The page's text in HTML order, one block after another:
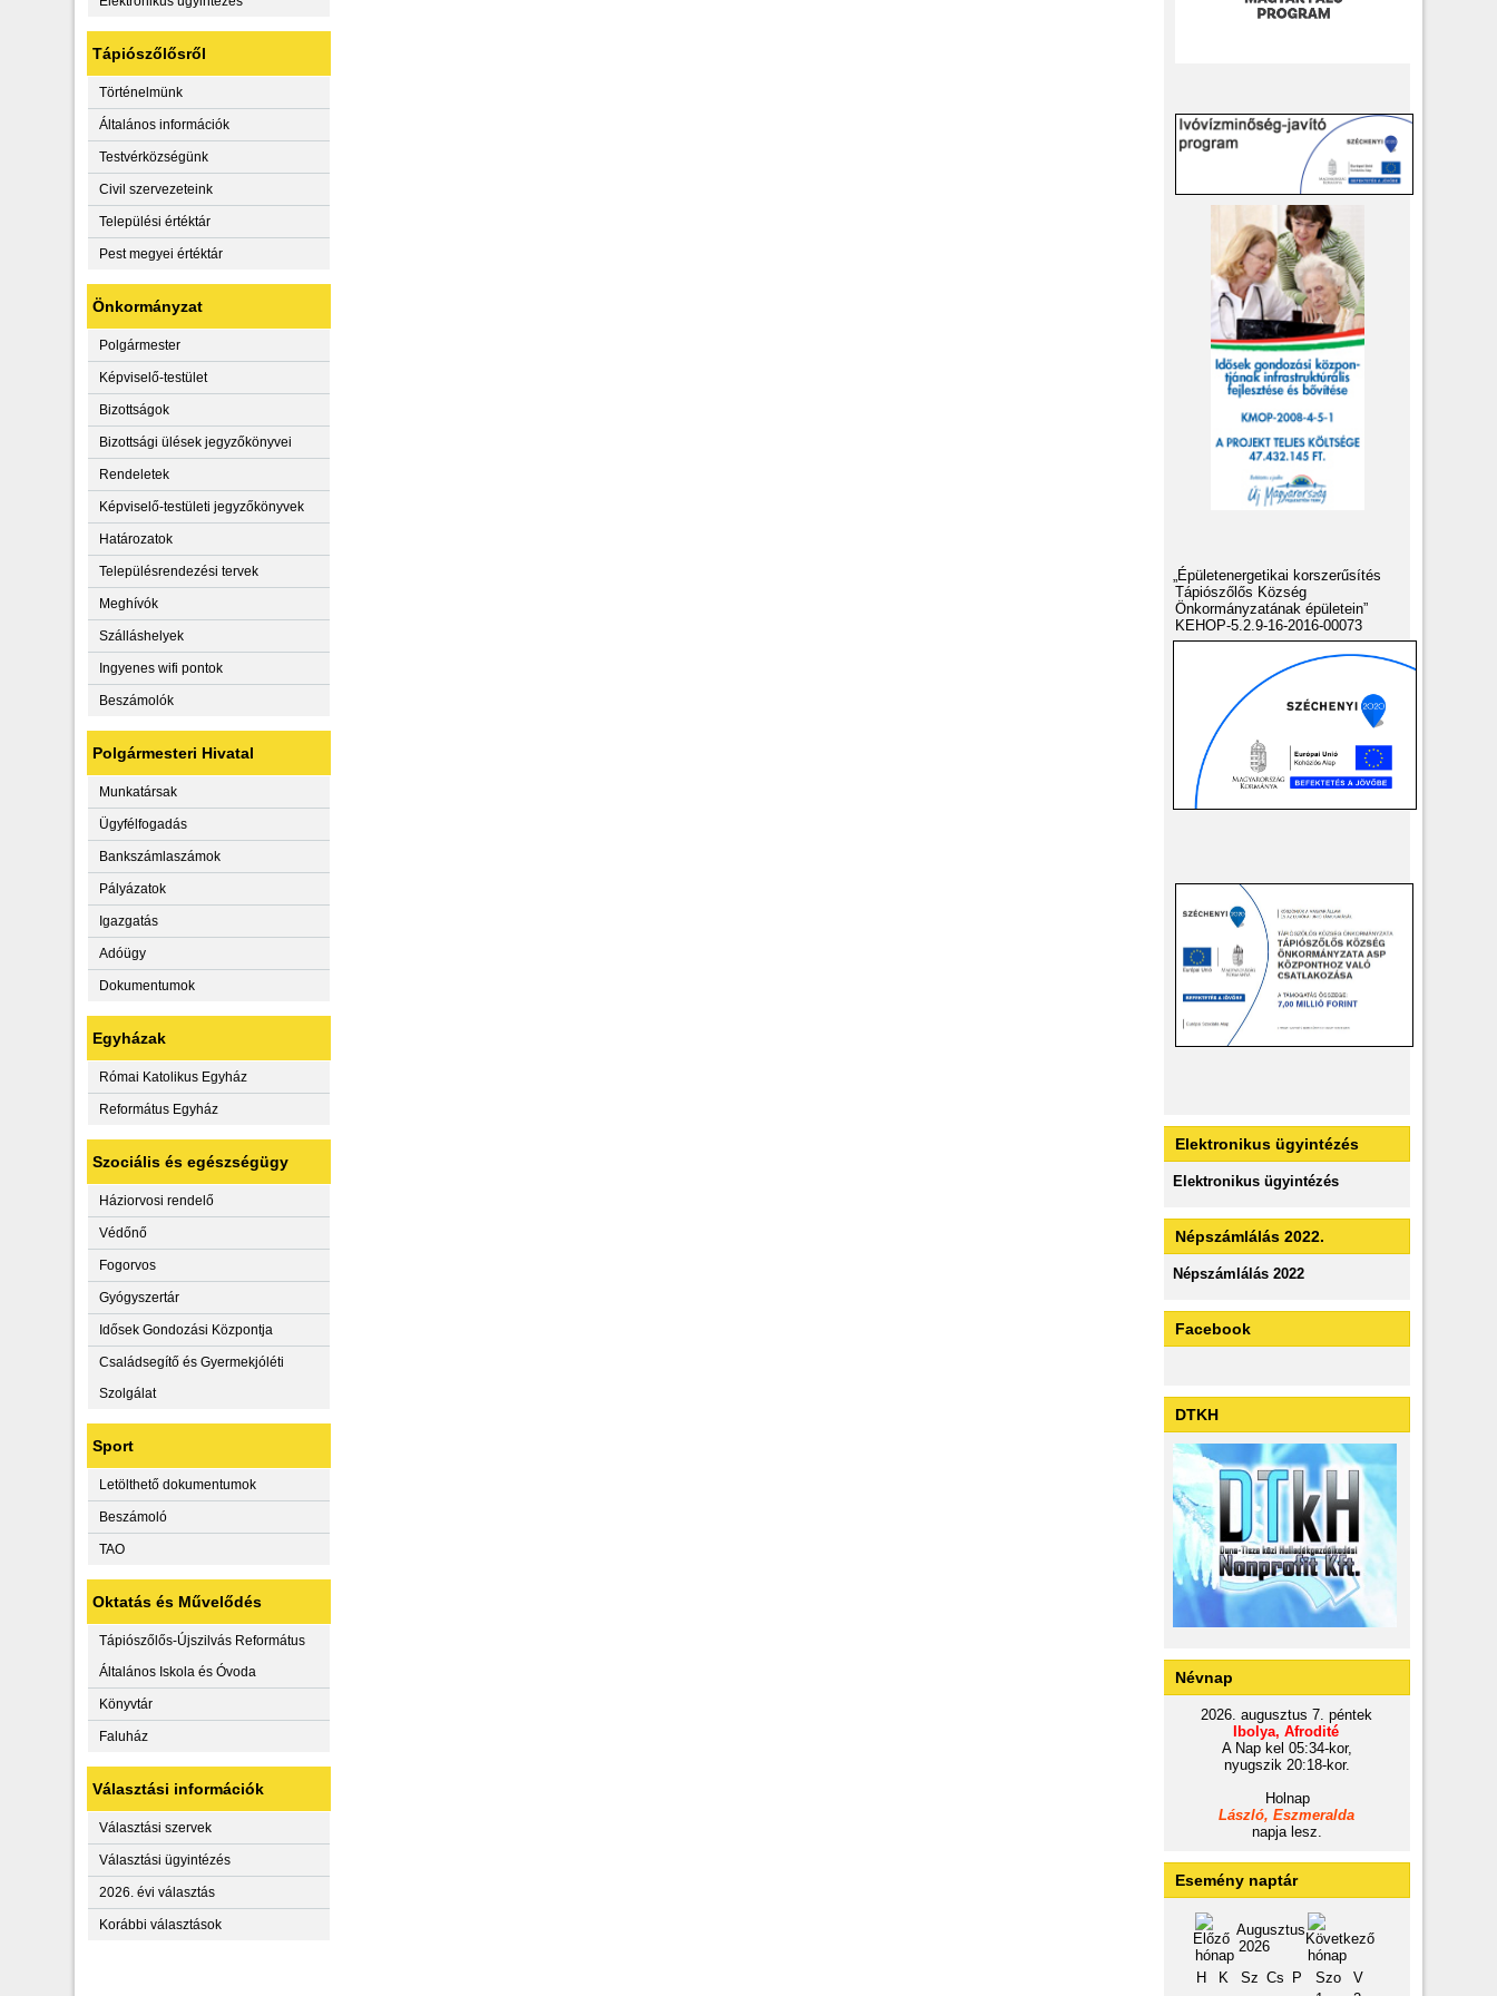
Tápiószőlősről
Történelmünk
Általános információk
Testvérközségünk
Civil szervezeteink
Települési értéktár
Pest megyei értéktár
Önkormányzat
Polgármester
Képviselő-testület
Bizottságok
Bizottsági ülések jegyzőkönyvei
Rendeletek
Képviselő-testületi jegyzőkönyvek
Határozatok
Településrendezési tervek
Meghívók
Szálláshelyek
Ingyenes wifi pontok
Beszámolók
Polgármesteri Hivatal
Munkatársak
Ügyfélfogadás
Bankszámlaszámok
Pályázatok
Igazgatás
Adóügy
Dokumentumok
Egyházak
Római Katolikus Egyház
Református Egyház
Szociális és egészségügy
Háziorvosi rendelő
Védőnő
Fogorvos
Gyógyszertár
Idősek Gondozási Központja
Családsegítő és Gyermekjóléti
Szolgálat
Sport
Letölthető dokumentumok
Beszámoló
TAO
Oktatás és Művelődés
Tápiószőlős-Újszilvás Református
Általános Iskola és Óvoda
Könyvtár
Faluház
Választási információk
Választási szervek
Választási ügyintézés
2026. évi választás
Korábbi választások
„Épületenergetikai korszerűsítés
Tápiószőlős Község
Önkormányzatának épületein”
KEHOP-5.2.9-16-2016-00073
Elektronikus ügyintézés
Elektronikus ügyintézés
Népszámlálás 2022.
Népszámlálás 2022
Facebook
DTKH
Névnap
2026. augusztus 7. péntek
Ibolya, Afrodité
A Nap kel 05:34-kor,
nyugszik 20:18-kor.
Holnap
László, Eszmeralda
napja lesz.
Esemény naptár
Augusztus
2026
H
K Sz Cs P Szo
V